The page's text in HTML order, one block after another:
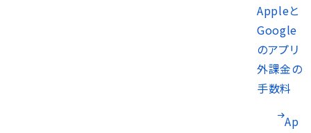
Appleと
Google
のアプリ
外課金の
手数料
Ap